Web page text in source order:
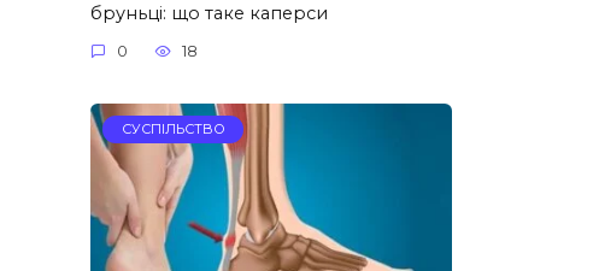
бруньці: що таке каперси
0 18
СУСПІЛЬСТВО